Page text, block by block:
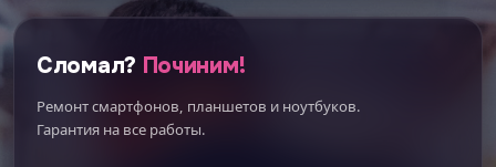
Сломал? Починим!
Ремонт смартфонов, планшетов и ноутбуков.
Гарантия на все работы.